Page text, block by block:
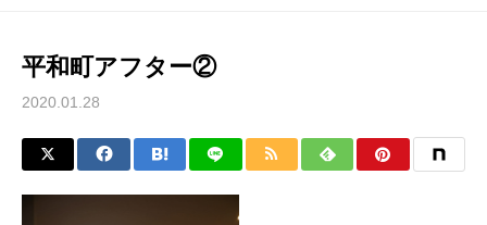
平和町アフター②
2020.01.28